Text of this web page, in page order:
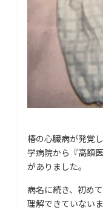
椿の心臓病が発覚
学病院から『高額
がありました。
病名に続き、初め
理解できていない